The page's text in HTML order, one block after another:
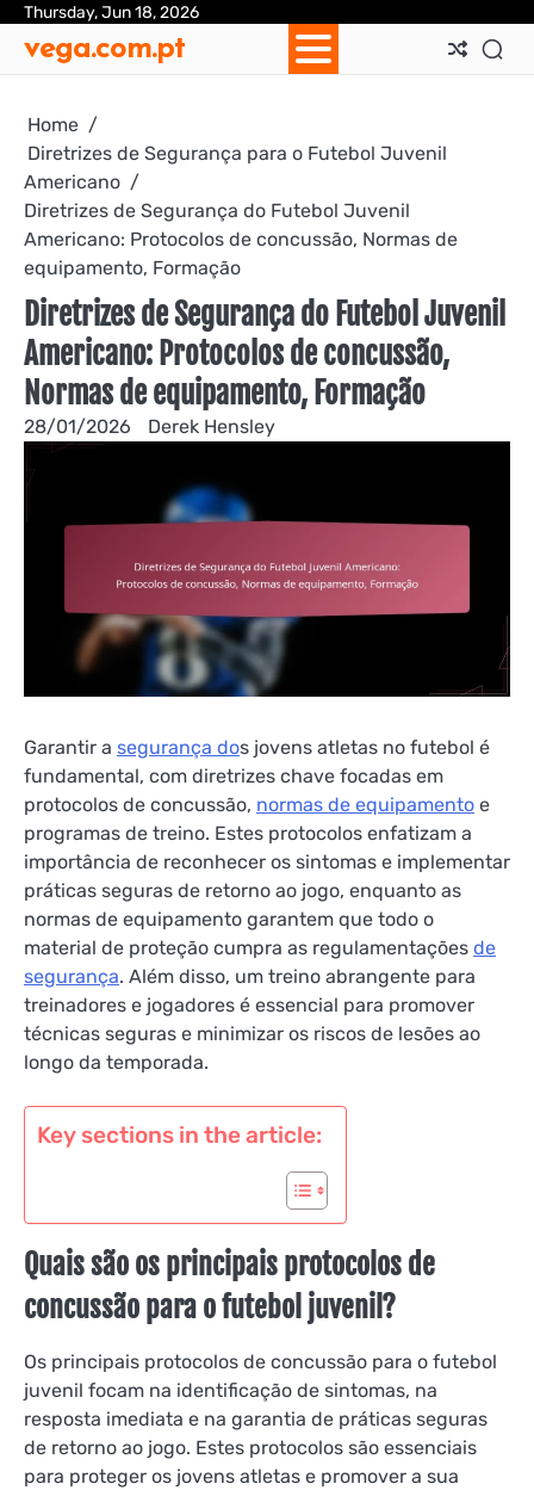
Skip
content
Thursday, Jun 18, 2026
vega.com.pt
Home
Diretrizes de Segurança para o Futebol Juvenil
Americano
Diretrizes de Segurança do Futebol Juvenil
Americano: Protocolos de concussão, Normas de
equipamento, Formação
Diretrizes de Segurança do Futebol Juvenil
Americano: Protocolos de concussão,
Normas de equipamento, Formação
28/01/2026 Derek Hensley
Garantir a segurança dos jovens atletas no futebol é
fundamental, com diretrizes chave focadas em
protocolos de concussão, normas de equipamento e
programas de treino. Estes protocolos enfatizam a
importância de reconhecer os sintomas e implementar
práticas seguras de retorno ao jogo, enquanto as
normas de equipamento garantem que todo o
material de proteção cumpra as regulamentações de
segurança. Além disso, um treino abrangente para
treinadores e jogadores é essencial para promover
técnicas seguras e minimizar os riscos de lesões ao
longo da temporada.
Key sections in the article:
Quais são os principais protocolos de
concussão para o futebol juvenil?
Os principais protocolos de concussão para o futebol
juvenil focam na identificação de sintomas, na
resposta imediata e na garantia de práticas seguras
de retorno ao jogo. Estes protocolos são essenciais
para proteger os jovens atletas e promover a sua